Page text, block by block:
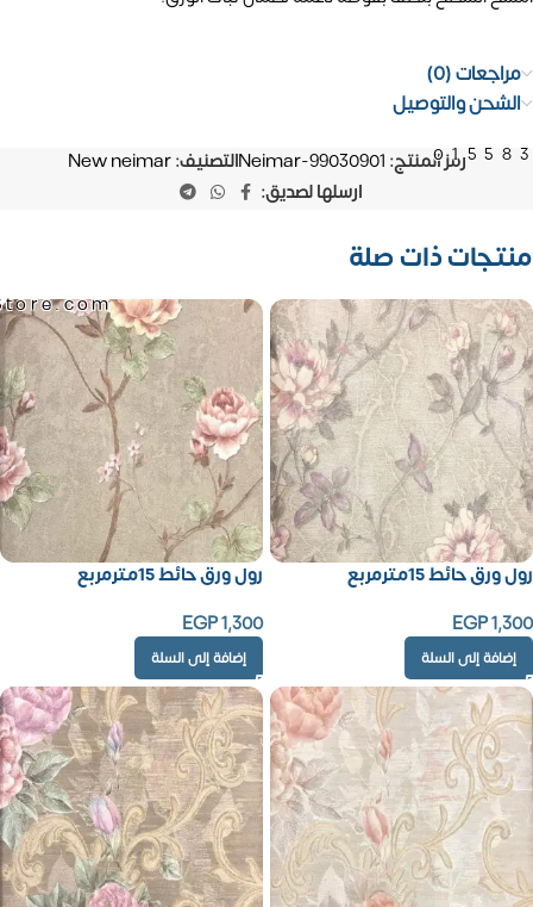
مراجعات (0)
الشحن والتوصيل
رمز المنتج: Neimar-99030901التصنيف:New neimar
ارسلها لصديق:
منتجات ذات صلة
رول ورق حائط 15مترمربع
EGP1,300
إضافة إلى السلة
رول ورق حائط 15مترمربع
EGP1,300
إضافة إلى السلة